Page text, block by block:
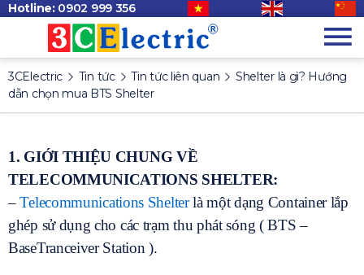
Hotline: 0902 999 356
3CElectric Tin tức Tin tức liên quan
Shelter là gì? Hướng
dẫn chọn mua BTS Shelter
1. GIỚI THIỆU CHUNG VỀ
TELECOMMUNICATIONS SHELTER:
–Telecommunications Shelterlà một dạng Container lắp
ghép sử dụng cho các trạm thu phát sóng ( BTS –
BaseTranceiver Station ).